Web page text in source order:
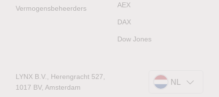
Vermogensbeheerders AEX
DAX
Dow Jones
LYNX B.V., Herengracht 527,
1017 BV, Amsterdam
NL